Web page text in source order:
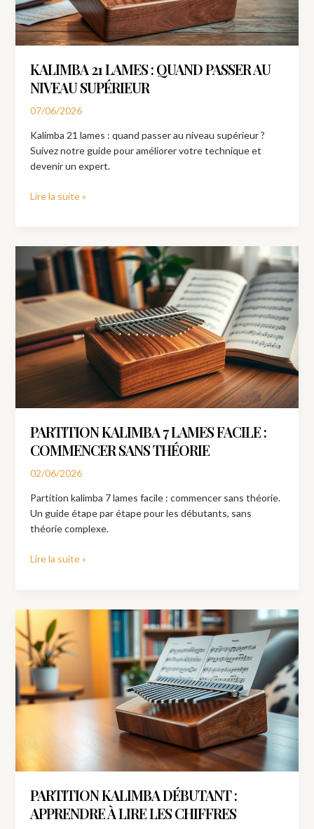
KALIMBA 21 LAMES : QUAND PASSER AU
NIVEAU SUPÉRIEUR
07/06/2026
Kalimba 21 lames : quand passer au niveau supérieur ?
Suivez notre guide pour améliorer votre technique et
devenir un expert.
supérieur
Lire la suite »
PARTITION KALIMBA 7 LAMES FACILE :
COMMENCER SANS THÉORIE
02/06/2026
Partition kalimba 7 lames facile : commencer sans théorie.
Un guide étape par étape pour les débutants, sans
théorie complexe.
Partition
kalimba
lames
facile
:
commencer
sans
théorie
Lire la suite »
PARTITION KALIMBA DÉBUTANT :
APPRENDRE À LIRE LES CHIFFRES
Partition
kalimba
débutant
:
apprendre
à
lire